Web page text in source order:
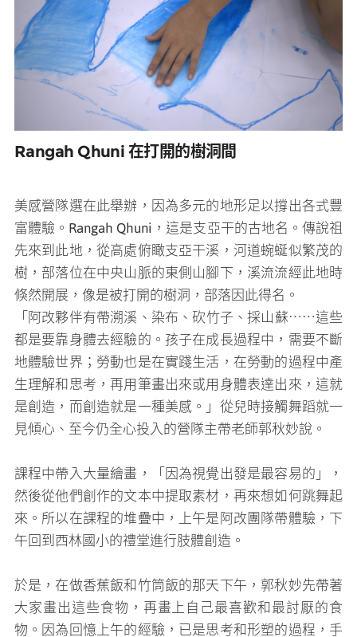
Rangah Qhuni 在打開的樹洞間
美感營隊選在此舉辦，因為多元的地形足以撐出各式豐
富體驗。Rangah Qhuni，這是支亞干的古地名。傳說祖
先來到此地，從高處俯瞰支亞干溪，河道蜿蜒似繁茂的
樹，部落位在中央山脈的東側山腳下，溪流流經此地時
倏然開展，像是被打開的樹洞，部落因此得名。
「阿改夥伴有帶溯溪、染布、砍竹子、採山蘇⋯⋯這些
都是要靠身體去經驗的。孩子在成長過程中，需要不斷
地體驗世界；勞動也是在實踐生活，在勞動的過程中產
生理解和思考，再用筆畫出來或用身體表達出來，這就
是創造，而創造就是一種美感。」從兒時接觸舞蹈就一
見傾心、至今仍全心投入的營隊主帶老師郭秋妙說。
課程中帶入大量繪畫，「因為視覺出發是最容易的」，
然後從他們創作的文本中提取素材，再來想如何跳舞起
來。所以在課程的堆疊中，上午是阿改團隊帶體驗，下
午回到西林國小的禮堂進行肢體創造。
於是，在做香蕉飯和竹筒飯的那天下午，郭秋妙先帶著
大家畫出這些食物，再畫上自己最喜歡和最討厭的食
物。因為回憶上午的經驗，已是思考和形塑的過程，手